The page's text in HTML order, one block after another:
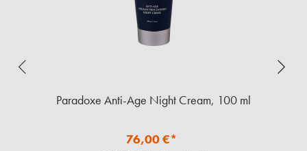
Paradoxe Anti-Age Night Cream, 100 ml
76,00 €*